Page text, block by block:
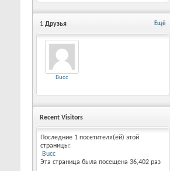
Ещё
1 Друзья
Bucc
Recent Visitors
Последние 1 посетителя(ей) этой
страницы:
Bucc
Эта страница была посещена 36,402 раз